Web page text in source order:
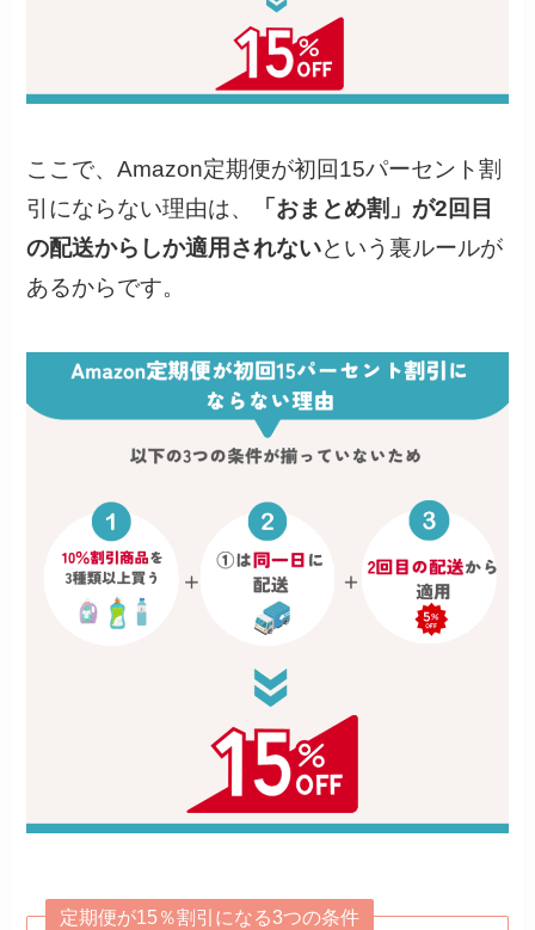
ここで、Amazon定期便が初回15パーセント割
引にならない理由は、
「おまとめ割」が2回目
の配送からしか適用されないという裏ルールが
あるからです。
定期便が15％割引になる3つの条件